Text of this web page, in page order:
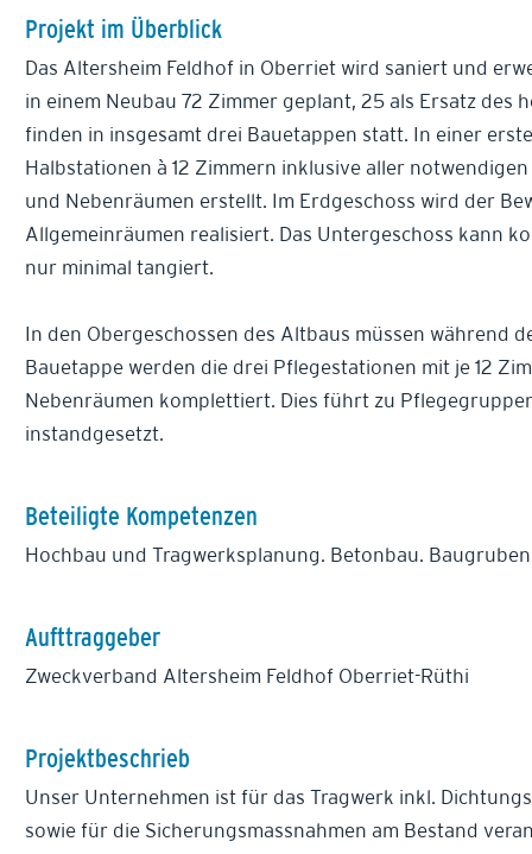
Projekt im Überblick
Das Altersheim Feldhof in Oberriet wird saniert und
in einem Neubau 72 Zimmer geplant, 25 als Ersatz
finden in insgesamt drei Bauetappen statt. In einer
Halbstationen à 12 Zimmern inklusive aller
und Nebenräumen erstellt. Im Erdgeschoss wird der
Allgemeinräumen realisiert. Das Untergeschoss kann
nur minimal tangiert.
In den Obergeschossen des Altbaus müssen während
Bauetappe werden die drei Pflegestationen mit je 12
Nebenräumen komplettiert. Dies führt zu
instandgesetzt.
Beteiligte Kompetenzen
Hochbau und Tragwerksplanung. Betonbau.
Aufttraggeber
Zweckverband Altersheim Feldhof Oberriet-Rüthi
Projektbeschrieb
Unser Unternehmen ist für das Tragwerk inkl.
sowie für die Sicherungsmassnahmen am Bestand